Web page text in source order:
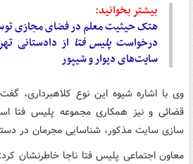
بیشتر بخوانید:
هتک حیثیت معلم در فضای مجازی
درخواست پلیس فتا از دادستانی
سایت‌های دیوار و شیپور
وی با اشاره شیوه این نوع کلاهبرداری،
قضائی و نیز همکاری مجموعه پلیس فتا
سازی سایت مذکور، شناسایی مجرمان در
معاون اجتماعی پلیس فتا ناجا خاطرنشان